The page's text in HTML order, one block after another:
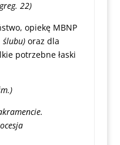
22)
opiekę MBNP
ślubu)oraz dla
potrzebne łaski